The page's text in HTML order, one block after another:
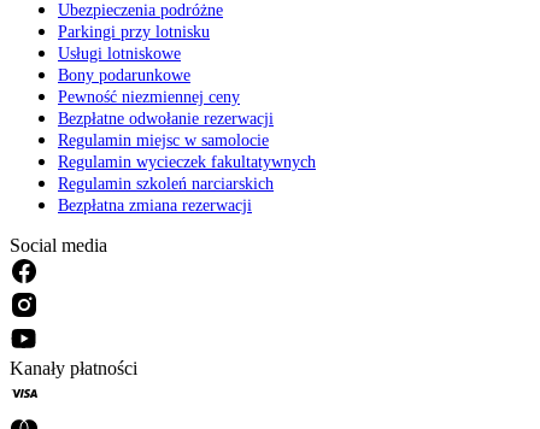
Ubezpieczenia podróżne
Parkingi przy lotnisku
Usługi lotniskowe
Bony podarunkowe
Pewność niezmiennej ceny
Bezpłatne odwołanie rezerwacji
Regulamin miejsc w samolocie
Regulamin wycieczek fakultatywnych
Regulamin szkoleń narciarskich
Bezpłatna zmiana rezerwacji
Social media
Kanały płatności